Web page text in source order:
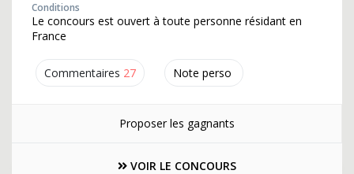
Commentaires 27 Note perso
Conditions
Le concours est ouvert à toute personne résidant en
France
Proposer les gagnants
VOIR LE CONCOURS